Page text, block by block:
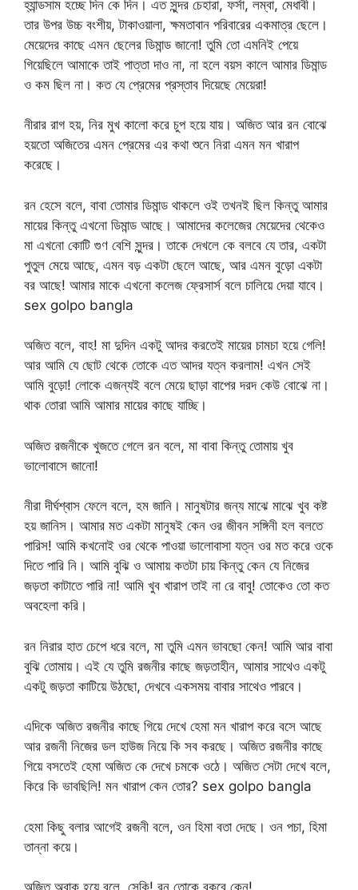
হ্যান্ডসাম হচ্ছে দিন কে দিন। এত সুন্দর চেহারা, ফর্সা, লম্বা, মেধাবী।
তার উপর উচ্চ বংশীয়, টাকাওয়ালা, ক্ষমতাবান পরিবারের একমাত্র ছেলে।
মেয়েদের কাছে এমন ছেলের ডিমান্ড জানো! তুমি তো এমনিই পেয়ে
গিয়েছিলে আমাকে তাই পাত্তা দাও না, না হলে বয়স কালে আমার ডিমান্ড
ও কম ছিল না। কত যে প্রেমের প্রস্তাব দিয়েছে মেয়েরা!
নীরার রাগ হয়, নির মুখ কালো করে চুপ হয়ে যায়। অজিত আর রন বোঝে
হয়তো অজিতের এমন প্রেমের এর কথা শুনে নিরা এমন মন খারাপ
করেছে।
রন হেসে বলে, বাবা তোমার ডিমান্ড থাকলে ওই তখনই ছিল কিন্তু আমার
মায়ের কিন্তু এখনো ডিমান্ড আছে। আমাদের কলেজের মেয়েদের থেকেও
মা এখনো কোটি গুণ বেশি সুন্দর। তাকে দেখলে কে বলবে যে তার, একটা
পুতুল মেয়ে আছে, এমন বড় একটা ছেলে আছে, আর এমন বুড়ো একটা
বর আছে! আমার মাকে এখনো কলেজ ফ্রেসার্স বলে চালিয়ে দেয়া যাবে।
sex golpo bangla
অজিত বলে, বাহ! মা দুদিন একটু আদর করতেই মায়ের চামচা হয়ে গেলি!
আর আমি যে ছোট থেকে তোকে এত আদর যত্ন করলাম! এখন সেই
আমি বুড়ো! লোকে এজন্যই বলে মেয়ে ছাড়া বাপের দরদ কেউ বোঝে না।
থাক তোরা আমি আমার মায়ের কাছে যাচ্ছি।
অজিত রজনীকে খুজতে গেলে রন বলে, মা বাবা কিন্তু তোমায় খুব
ভালোবাসে জানো!
নীরা দীর্ঘশ্বাস ফেলে বলে, হম জানি। মানুষটার জন্য মাঝে মাঝে খুব কষ্ট
হয় জানিস। আমার মত একটা মানুষই কেন ওর জীবন সঙ্গিনী হল বলতে
পারিস! আমি কখনোই ওর থেকে পাওয়া ভালোবাসা যত্ন ওর মত করে ওকে
দিতে পারি নি। আমি বুঝি ও আমায় কতটা চায় কিন্তু কেন যে নিজের
জড়তা কাটাতে পারি না! আমি খুব খারাপ তাই না রে বাবু! তোকেও তো কত
অবহেলা করি।
রন নিরার হাত চেপে ধরে বলে, মা তুমি এমন ভাবছো কেন! আমি আর বাবা
বুঝি তোমায়। এই যে তুমি রজনীর কাছে জড়তাহীন, আমার সাথেও একটু
একটু জড়তা কাটিয়ে উঠছো, দেখবে একসময় বাবার সাথেও পারবে।
এদিকে অজিত রজনীর কাছে গিয়ে দেখে হেমা মন খারাপ করে বসে আছে
আর রজনী নিজের ডল হাউজ নিয়ে কি সব করছে। অজিত রজনীর কাছে
গিয়ে বসতেই হেমা অজিত কে দেখে চমকে ওঠে। অজিত সেটা দেখে বলে,
কিরে কি ভাবছিলি! মন খারাপ কেন তোর? sex golpo bangla
হেমা কিছু বলার আগেই রজনী বলে, ওন হিমা বতা দেছে। ওন পচা, হিমা
তান্না কয়ে।
অজিত অবাক হয়ে বলে, সেকি! রন তোকে বকবে কেন!